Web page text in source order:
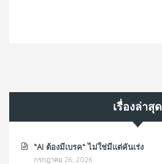
เรื่องล่าสุด
“AI ต้องมีเบรค“ ไม่ใช่มีแต่คันเร่ง
กรกฎาคม 26, 2026